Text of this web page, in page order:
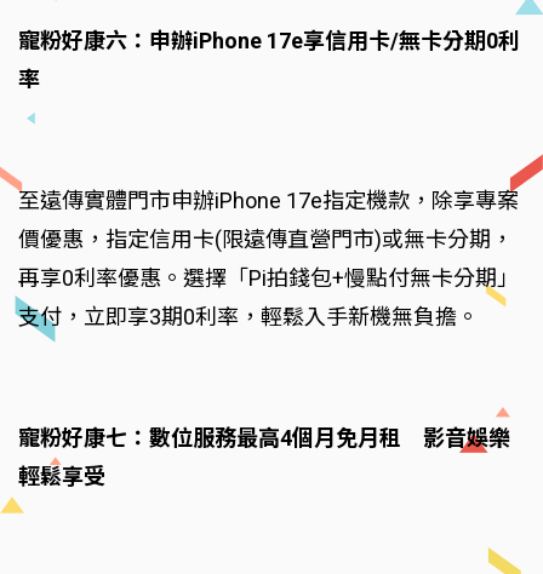
寵粉好康六：申辦iPhone 17e享信用卡/無卡分期0利
率
至遠傳實體門市申辦iPhone 17e指定機款，除享專案
價優惠，指定信用卡(限遠傳直營門市)或無卡分期，
再享0利率優惠。選擇「Pi拍錢包+慢點付無卡分期」
支付，立即享3期0利率，輕鬆入手新機無負擔。
寵粉好康七：數位服務最高4個月免月租 影音娛樂
輕鬆享受